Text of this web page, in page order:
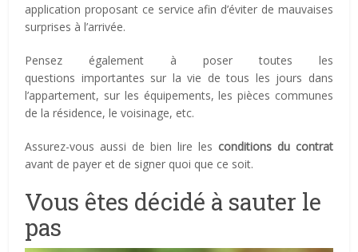
application proposant ce service afin d’éviter de mauvaises
surprises à l’arrivée.
Pensez également à poser toutes les
questions importantes sur la vie de tous les jours dans
l’appartement, sur les équipements, les pièces communes
de la résidence, le voisinage, etc.
Assurez-vous aussi de bien lire les conditions du contrat
avant de payer et de signer quoi que ce soit.
Vous êtes décidé à sauter le
pas